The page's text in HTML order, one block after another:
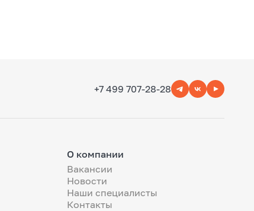
+7 499 707-28-28
О компании
Вакансии
Новости
Наши специалисты
Контакты